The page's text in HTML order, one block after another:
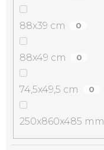
88x39 cm 0
88x49 cm 0
74,5x49,5 cm 0
250x860x485 mm